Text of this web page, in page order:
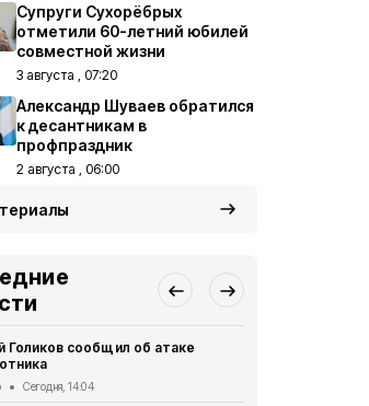
Супруги Сухорёбрых
отметили 60-летний юбилей
совместной жизни
3 августа , 07:20
Александр Шуваев обратился
к десантникам в
профпраздник
2 августа , 06:00
Голиков сообщил об атаке
Сегодня, 14:04